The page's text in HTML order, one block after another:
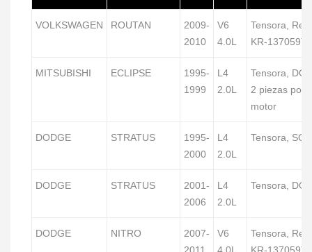
VOLKSWAGEN ROUTAN
2009-
2010
V6
4.0L
Tensora, Rep.
KR-137059T
MITSUBISHI ECLIPSE
1995-
1999
L4
2.0L
Tensora,
2 piezas por
motor
DODGE STRATUS
1995-
2000
L4
2.0L
Tensora,
DODGE STRATUS
2001-
2006
L4
2.0L
Tensora,
DODGE NITRO
2007-
2011
V6
4.0L
Tensora, Rep.
KR-137059T